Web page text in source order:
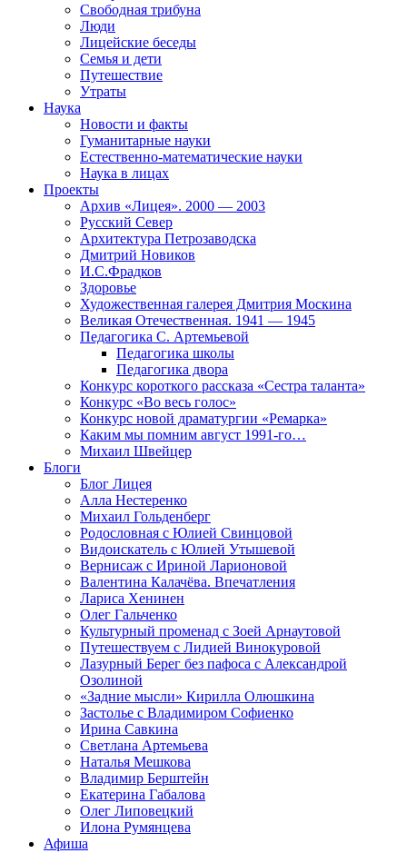
Свободная трибуна
Люди
Лицейские беседы
Семья и дети
Путешествие
Утраты
Наука
Новости и факты
Гуманитарные науки
Естественно-математические науки
Наука в лицах
Проекты
Архив «Лицея». 2000 — 2003
Русский Север
Архитектура Петрозаводска
Дмитрий Новиков
И.С.Фрадков
Здоровье
Художественная галерея Дмитрия Москина
Великая Отечественная. 1941 — 1945
Педагогика С. Артемьевой
Педагогика школы
Педагогика двора
Конкурс короткого рассказа «Сестра таланта»
Конкурс «Во весь голос»
Конкурс новой драматургии «Ремарка»
Каким мы помним август 1991-го…
Михаил Швейцер
Блоги
Блог Лицея
Алла Нестеренко
Михаил Гольденберг
Родословная с Юлией Свинцовой
Видоискатель с Юлией Утышевой
Вернисаж с Ириной Ларионовой
Валентина Калачёва. Впечатления
Лариса Хенинен
Олег Гальченко
Культурный променад с Зоей Арнаутовой
Путешествуем с Лидией Винокуровой
Лазурный Берег без пафоса с Александрой
Озолиной
«Задние мысли» Кирилла Олюшкина
Застолье с Владимиром Софиенко
Ирина Савкина
Светлана Артемьева
Наталья Мешкова
Владимир Берштейн
Екатерина Габалова
Олег Липовецкий
Илона Румянцева
Афиша